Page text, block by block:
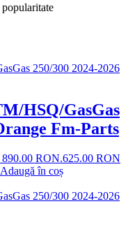
HSQ/GasGas
Fm-Parts
RON.625.00 RON
Adaugă în coș